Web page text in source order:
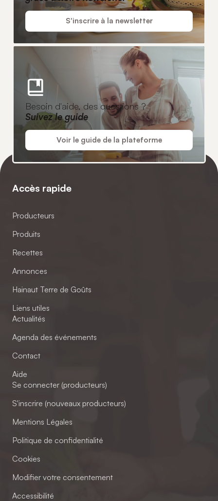
S'inscrire à la newsletter
Besoin d'aide, des questions ?
Suivez le guide
Voir le guide de la plateforme
Accès rapide
Producteurs
Produits
Recettes
Annonces
Hainaut Terre de Goûts
Liens utiles
Actualités
Agenda des événements
Contact
Aide
Se connecter (producteurs)
S'inscrire (nouveaux producteurs)
Mentions Légales
Politique de confidentialité
Cookies
Modifier votre consentement
Accessibilité